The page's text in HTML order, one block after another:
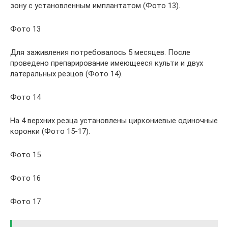
зону с установленным имплантатом (Фото 13).
Фото 13
Для заживления потребовалось 5 месяцев. После
проведено препарирование имеющееся культи и двух
латеральных резцов (Фото 14).
Фото 14
На 4 верхних резца установлены циркониевые одиночные
коронки (Фото 15-17).
Фото 15
Фото 16
Фото 17